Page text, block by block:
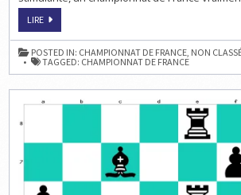
LIREUN
DE
FRANCE
D’ÉCHECS
IMPRÉGNÉ
PAR
DE
POSTED IN: CHAMPIONNAT DE FRANCE NON
TAGGED: CHAMPIONNAT DE FRANCE